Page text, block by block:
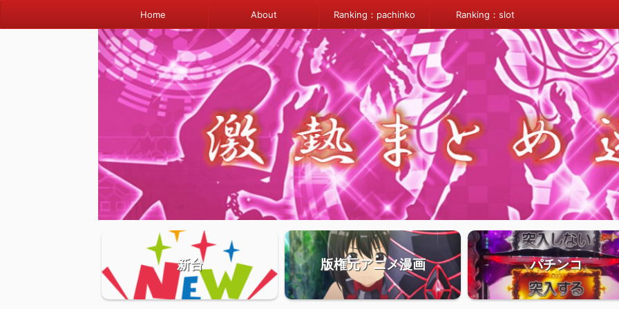
Home About Ranking：pachinko Ranking：slot
新台 版権元アニメ漫画 パチンコ